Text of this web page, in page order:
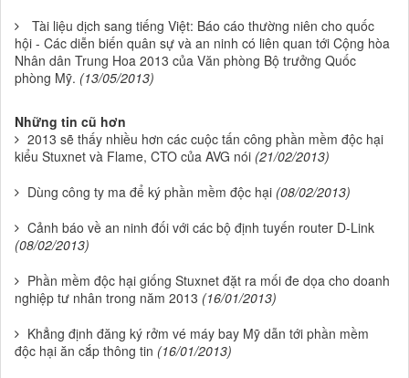
Tài liệu dịch sang tiếng Việt: Báo cáo thường niên cho quốc
hội - Các diễn biến quân sự và an ninh có liên quan tới Cộng hòa
Nhân dân Trung Hoa 2013 của Văn phòng Bộ trưởng Quốc
phòng Mỹ. (13/05/2013)
Những tin cũ hơn
2013 sẽ thấy nhiều hơn các cuộc tấn công phần mềm độc hại
kiểu Stuxnet và Flame, CTO của AVG nói (21/02/2013)
Dùng công ty ma để ký phần mềm độc hại (08/02/2013)
Cảnh báo về an ninh đối với các bộ định tuyến router D-Link
(08/02/2013)
Phần mềm độc hại giống Stuxnet đặt ra mối đe dọa cho doanh
nghiệp tư nhân trong năm 2013 (16/01/2013)
Khẳng định đăng ký rởm vé máy bay Mỹ dẫn tới phần mềm
độc hại ăn cắp thông tin (16/01/2013)